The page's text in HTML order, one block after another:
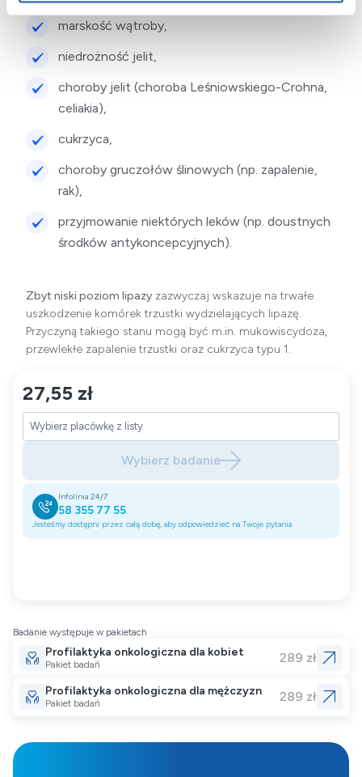
marskość wątroby,
niedrożność jelit,
choroby jelit (choroba Leśniowskiego-Crohna,
celiakia),
cukrzyca,
choroby gruczołów ślinowych (np. zapalenie,
rak),
przyjmowanie niektórych leków (np. doustnych
środków antykoncepcyjnych).
Zbyt niski poziom lipazy zazwyczaj wskazuje na trwałe
uszkodzenie komórek trzustki wydzielających lipazę.
Przyczyną takiego stanu mogą być m.in. mukowiscydoza,
przewlekłe zapalenie trzustki oraz cukrzyca typu 1.
27,55 zł
Wybierz badanie
Infolinia 24/7
58 355 77 55
Jesteśmy dostępni przez całą dobę, aby odpowiedzieć na Twoje pytania
Badanie występuje w pakietach
Profilaktyka onkologiczna dla kobiet
Pakiet badań 289 zł
Profilaktyka onkologiczna dla mężczyzn
Pakiet badań 289 zł